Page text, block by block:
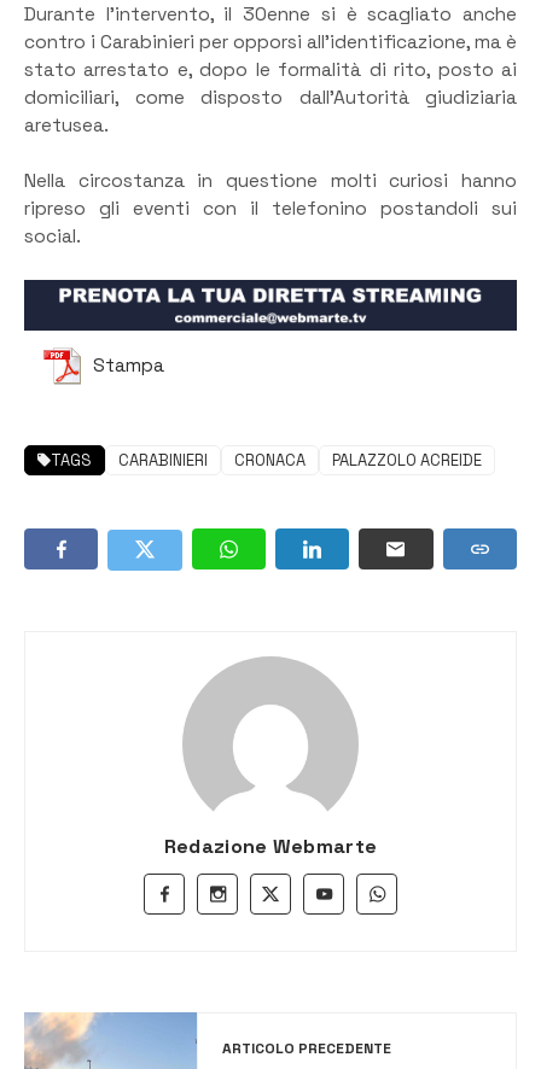
Durante l’intervento, il 30enne si è scagliato anche
contro i Carabinieri per opporsi all’identificazione, ma è
stato arrestato e, dopo le formalità di rito, posto ai
domiciliari, come disposto dall’Autorità giudiziaria
aretusea.
Nella circostanza in questione molti curiosi hanno
ripreso gli eventi con il telefonino postandoli sui
social.
Stampa
TAGS CARABINIERI CRONACA PALAZZOLO ACREIDE
Redazione Webmarte
ARTICOLO PRECEDENTE